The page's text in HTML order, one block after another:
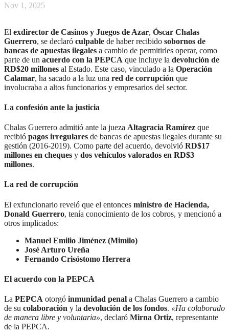
Nov 1, 2025
El exdirector de Casinos y Juegos de Azar, Óscar Chalas
Guerrero, se declaró culpable de haber recibido sobornos de
bancas de apuestas ilegales a cambio de permitirles operar, como
parte de un acuerdo con la PEPCA que incluye la devolución de
RD$20 millones al Estado. Este caso, vinculado a la Operación
Calamar, ha sacado a la luz una red de corrupción que
involucraba a altos funcionarios y empresarios del sector.
La confesión ante la justicia
Chalas Guerrero admitió ante la jueza Altagracia Ramírez que
recibió pagos irregulares de bancas de apuestas ilegales durante su
gestión (2016-2019). Como parte del acuerdo, devolvió RD$17
millones en cheques y dos vehículos valorados en RD$3
millones.
La red de corrupción
El exfuncionario reveló que el entonces ministro de Hacienda,
Donald Guerrero, tenía conocimiento de los cobros, y mencionó a
otros implicados:
Manuel Emilio Jiménez (Mimilo)
José Arturo Ureña
Fernando Crisóstomo Herrera
El acuerdo con la PEPCA
La PEPCA otorgó inmunidad penal a Chalas Guerrero a cambio
de su colaboración y la devolución de los fondos. «Ha colaborado
de manera libre y voluntaria», declaró Mirna Ortiz, representante
de la PEPCA.